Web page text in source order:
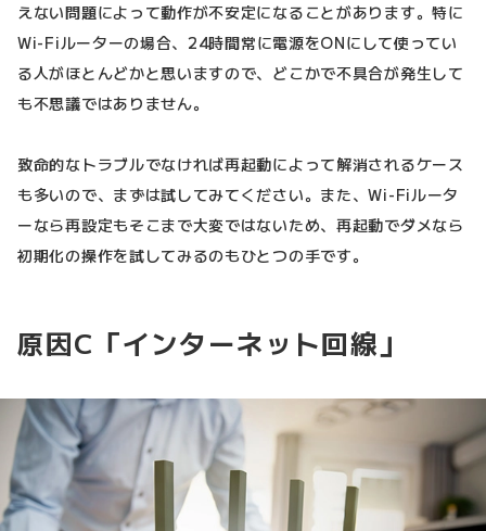
えない問題によって動作が不安定になることがあります。特に
Wi-Fiルーターの場合、24時間常に電源をONにして使ってい
る人がほとんどかと思いますので、どこかで不具合が発生して
も不思議ではありません。
致命的なトラブルでなければ再起動によって解消されるケース
も多いので、まずは試してみてください。また、Wi-Fiルータ
ーなら再設定もそこまで大変ではないため、再起動でダメなら
初期化の操作を試してみるのもひとつの手です。
原因C「インターネット回線」